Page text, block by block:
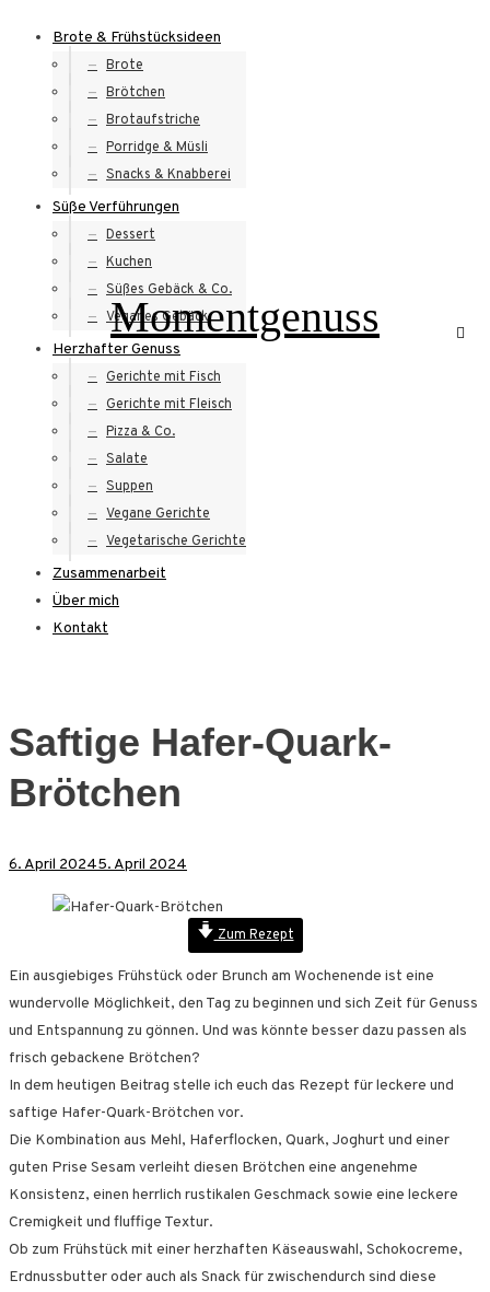
Momentgenuss
Brote & Frühstücksideen
Brote
Brötchen
Brotaufstriche
Porridge & Müsli
Snacks & Knabberei
Süße Verführungen
Dessert
Kuchen
Süßes Gebäck & Co.
Veganes Gebäck
Herzhafter Genuss
Gerichte mit Fisch
Gerichte mit Fleisch
Pizza & Co.
Salate
Suppen
Vegane Gerichte
Vegetarische Gerichte
Zusammenarbeit
Über mich
Kontakt
Saftige Hafer-Quark-
Brötchen
6. April 20245. April 2024
Zum Rezept
Ein ausgiebiges Frühstück oder Brunch am Wochenende ist eine
wundervolle Möglichkeit, den Tag zu beginnen und sich Zeit für Genuss
und Entspannung zu gönnen. Und was könnte besser dazu passen als
frisch gebackene Brötchen?
In dem heutigen Beitrag stelle ich euch das Rezept für leckere und
saftige Hafer-Quark-Brötchen vor.
Die Kombination aus Mehl, Haferflocken, Quark, Joghurt und einer
guten Prise Sesam verleiht diesen Brötchen eine angenehme
Konsistenz, einen herrlich rustikalen Geschmack sowie eine leckere
Cremigkeit und fluffige Textur.
Ob zum Frühstück mit einer herzhaften Käseauswahl, Schokocreme,
Erdnussbutter oder auch als Snack für zwischendurch sind diese